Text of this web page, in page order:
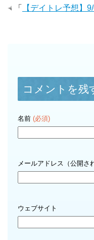
「 【デイトレ予想】
コメントを残
名前 (必須)
メールアドレス（公開さ
ウェブサイト